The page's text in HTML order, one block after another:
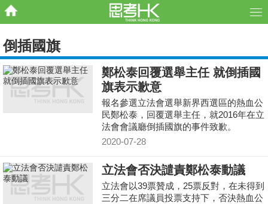
倒插國旗
鄭松泰回覆選舉主任 就倒插國
旗表示歉意
報名參選立法會選舉新界西選區的熱血公
民鄭松泰，回覆選舉主任，就2016年在立
法會會議廳倒插國旗的事件致歉。
2020-07-28
立法會否決譴責鄭松泰動議
立法會以39票贊成，25票反對，在未得到
三分二在席議員投票支持下，否決熱血公